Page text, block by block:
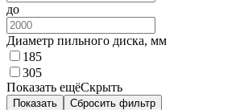
до
Диаметр пильного диска, мм
185
305
Показать ещёСкрыть
Показать Сбросить фильтр